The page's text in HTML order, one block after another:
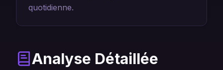
quotidienne.
Analyse Détaillée